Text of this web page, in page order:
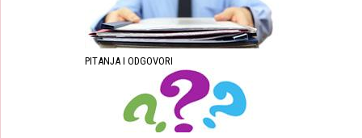
PITANJA I ODGOVORI